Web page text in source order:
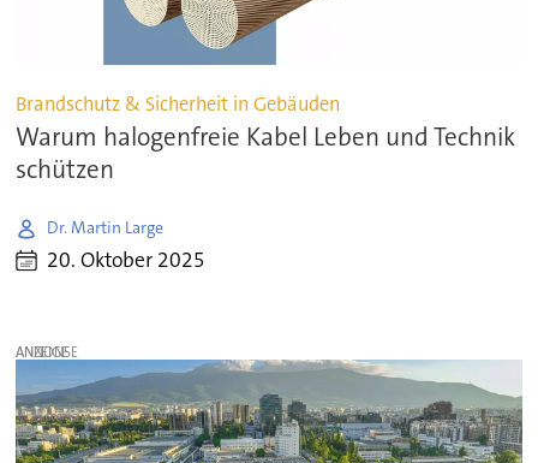
Brandschutz & Sicherheit in Gebäuden
Warum halogenfreie Kabel Leben und Technik
schützen
Dr. Martin Large
20. Oktober 2025
ANZEIGE